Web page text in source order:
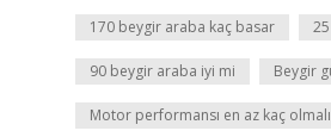
170 beygir araba kaç basar
90 beygir araba iyi mi Beygir
Motor performansı en az kaç olmalı